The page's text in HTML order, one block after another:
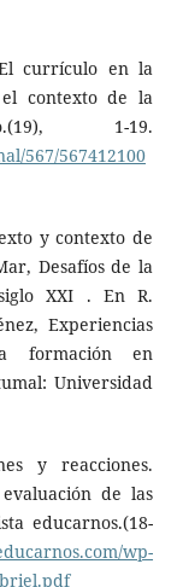
currículo en la
contexto de la
1-19.
567/567412100
y contexto de
Desafíos de la
XXI . En R.
Experiencias
formación en
Universidad
y reacciones.
de las
educarnos.(18-
wp-